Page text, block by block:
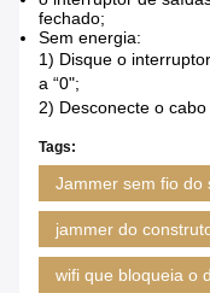
fechado;
Sem energia:
1) Disque o
a “0";
2) Desconecte o
Tags:
Jammer sem fio do
jammer do
wifi que bloqueia o